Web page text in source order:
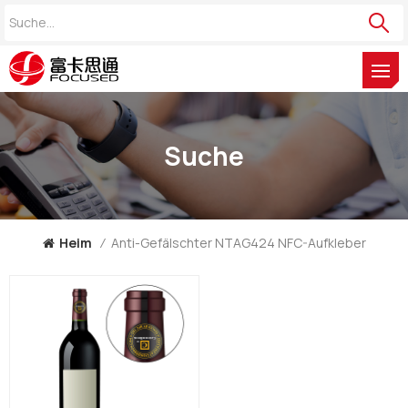
Suche
Heim / Anti-Gefälschter NTAG424 NFC-Aufkleber